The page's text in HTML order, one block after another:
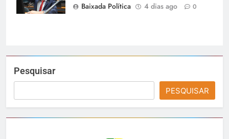
Baixada Política
4 dias ago 0
Pesquisar
PESQUISAR